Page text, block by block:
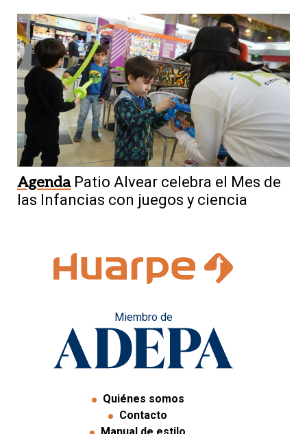
Agenda Patio Alvear celebra el Mes de
las Infancias con juegos y ciencia
Miembro de
Quiénes somos
Contacto